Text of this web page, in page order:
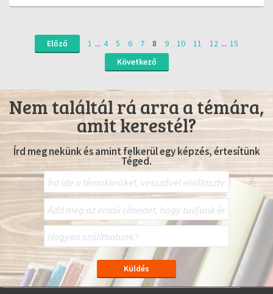
Előző 1 ... 4 5 6 7 8 9 10 11 12 ... 15
Következő
Nem találtál rá arra a témára,
amit kerestél?
Írd meg nekünk és amint felkerül egy képzés, értesítünk
Téged.